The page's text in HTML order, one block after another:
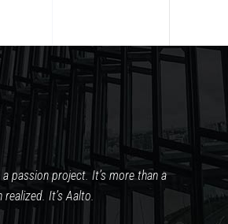
a passion project. It’s more than a
It’s Aalto.